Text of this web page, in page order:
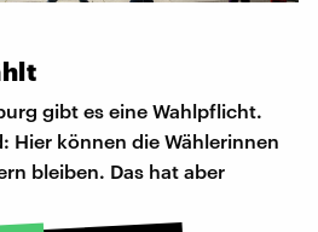
gibt es eine Wahlpflicht.
Hier können die Wählerinnen
bleiben. Das hat aber